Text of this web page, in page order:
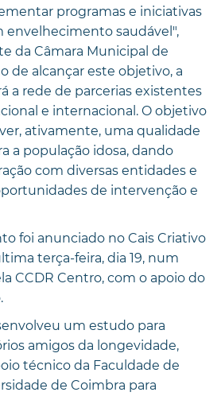
programas e iniciativas
saudável",
da Câmara Municipal de
de alcançar este objetivo, a
a rede de parcerias existentes
e internacional. O objetivo
ativamente, uma qualidade
a população idosa, dando
com diversas entidades e
de intervenção e
foi anunciado no Cais Criativo
terça-feira, dia 19, num
CCDR Centro, com o apoio do
um estudo para
amigos da longevidade,
técnico da Faculdade de
de Coimbra para